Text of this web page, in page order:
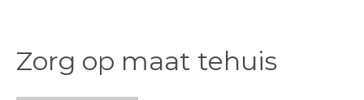
Zorg op maat tehuis